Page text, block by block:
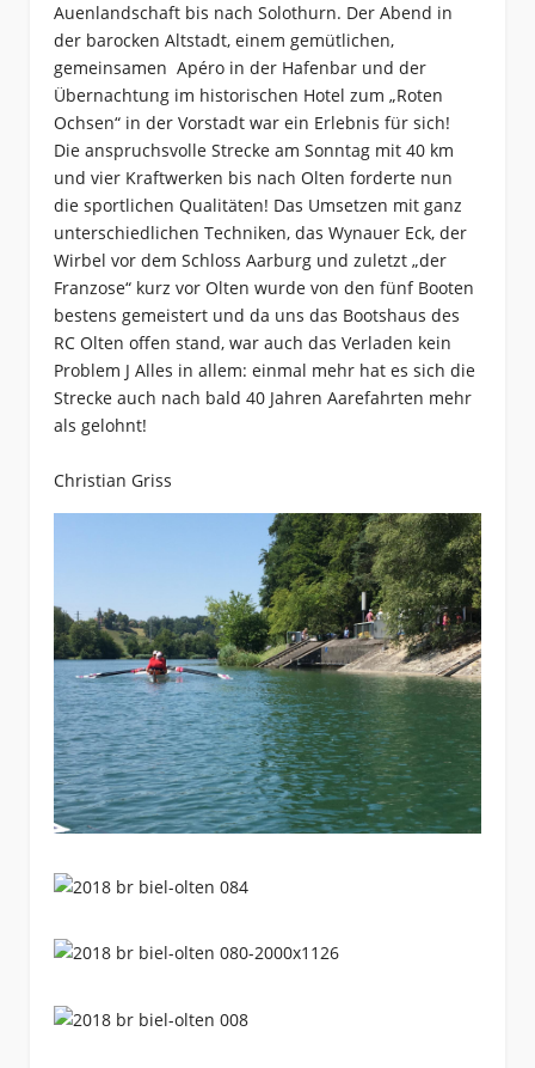
Auenlandschaft bis nach Solothurn. Der Abend in
der barocken Altstadt, einem gemütlichen,
gemeinsamen Apéro in der Hafenbar und der
Übernachtung im historischen Hotel zum „Roten
Ochsen“ in der Vorstadt war ein Erlebnis für sich!
Die anspruchsvolle Strecke am Sonntag mit 40 km
und vier Kraftwerken bis nach Olten forderte nun
die sportlichen Qualitäten! Das Umsetzen mit ganz
unterschiedlichen Techniken, das Wynauer Eck, der
Wirbel vor dem Schloss Aarburg und zuletzt „der
Franzose“ kurz vor Olten wurde von den fünf Booten
bestens gemeistert und da uns das Bootshaus des
RC Olten offen stand, war auch das Verladen kein
Problem J Alles in allem: einmal mehr hat es sich die
Strecke auch nach bald 40 Jahren Aarefahrten mehr
als gelohnt!
Christian Griss